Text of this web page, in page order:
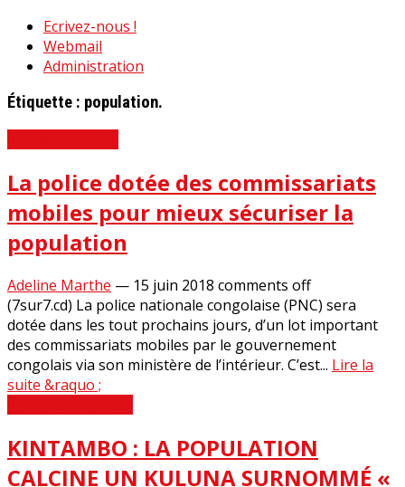
Ecrivez-nous !
Webmail
Administration
Étiquette : population.
La police dotée des commissariats
mobiles pour mieux sécuriser la
population
Adeline Marthe — 15 juin 2018 comments off
(7sur7.cd) La police nationale congolaise (PNC) sera
dotée dans les tout prochains jours, d’un lot important
des commissariats mobiles par le gouvernement
congolais via son ministère de l’intérieur. C’est... Lire la
suite &raquo ;
KINTAMBO : LA POPULATION
CALCINE UN KULUNA SURNOMMÉ «